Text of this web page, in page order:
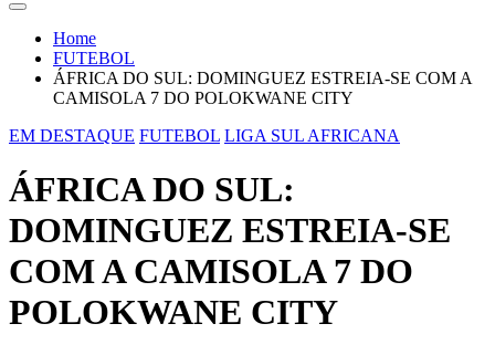
Home
FUTEBOL
ÁFRICA DO SUL: DOMINGUEZ ESTREIA-SE COM A
CAMISOLA 7 DO POLOKWANE CITY
EM DESTAQUE FUTEBOL LIGA SUL AFRICANA
ÁFRICA DO SUL:
DOMINGUEZ ESTREIA-SE
COM A CAMISOLA 7 DO
POLOKWANE CITY